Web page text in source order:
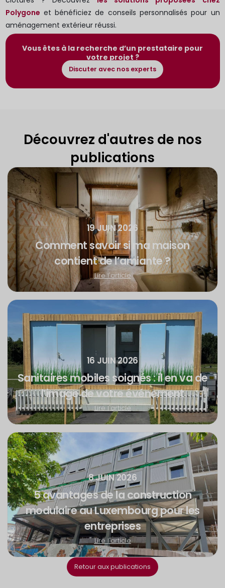
Polygone et bénéficiez de conseils personnalisés pour un
aménagement extérieur réussi.
Vous êtes à la recherche d’un prestataire pour
votre projet ?
Discuter avec nos experts
Découvrez d'autres de nos
publications
19 JUIN 2026
Comment savoir si ma maison
contient de l’amiante ?
Lire l'article
16 JUIN 2026
Sanitaires mobiles soignés : il en va de
l’image de votre événement
Lire l'article
8 JUIN 2026
5 avantages de la construction
modulaire au Luxembourg pour les
entreprises
Lire l'article
Retour aux publications